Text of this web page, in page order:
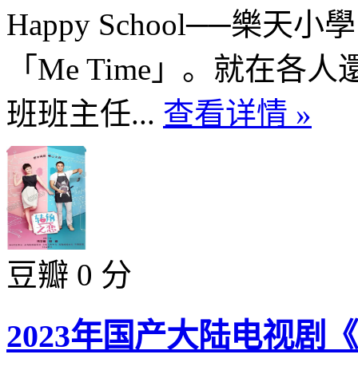
Happy School──樂天小
「Me Time」。就在各
班班主任... 查看详情 »
豆瓣 0 分
2023年国产大陆电视剧